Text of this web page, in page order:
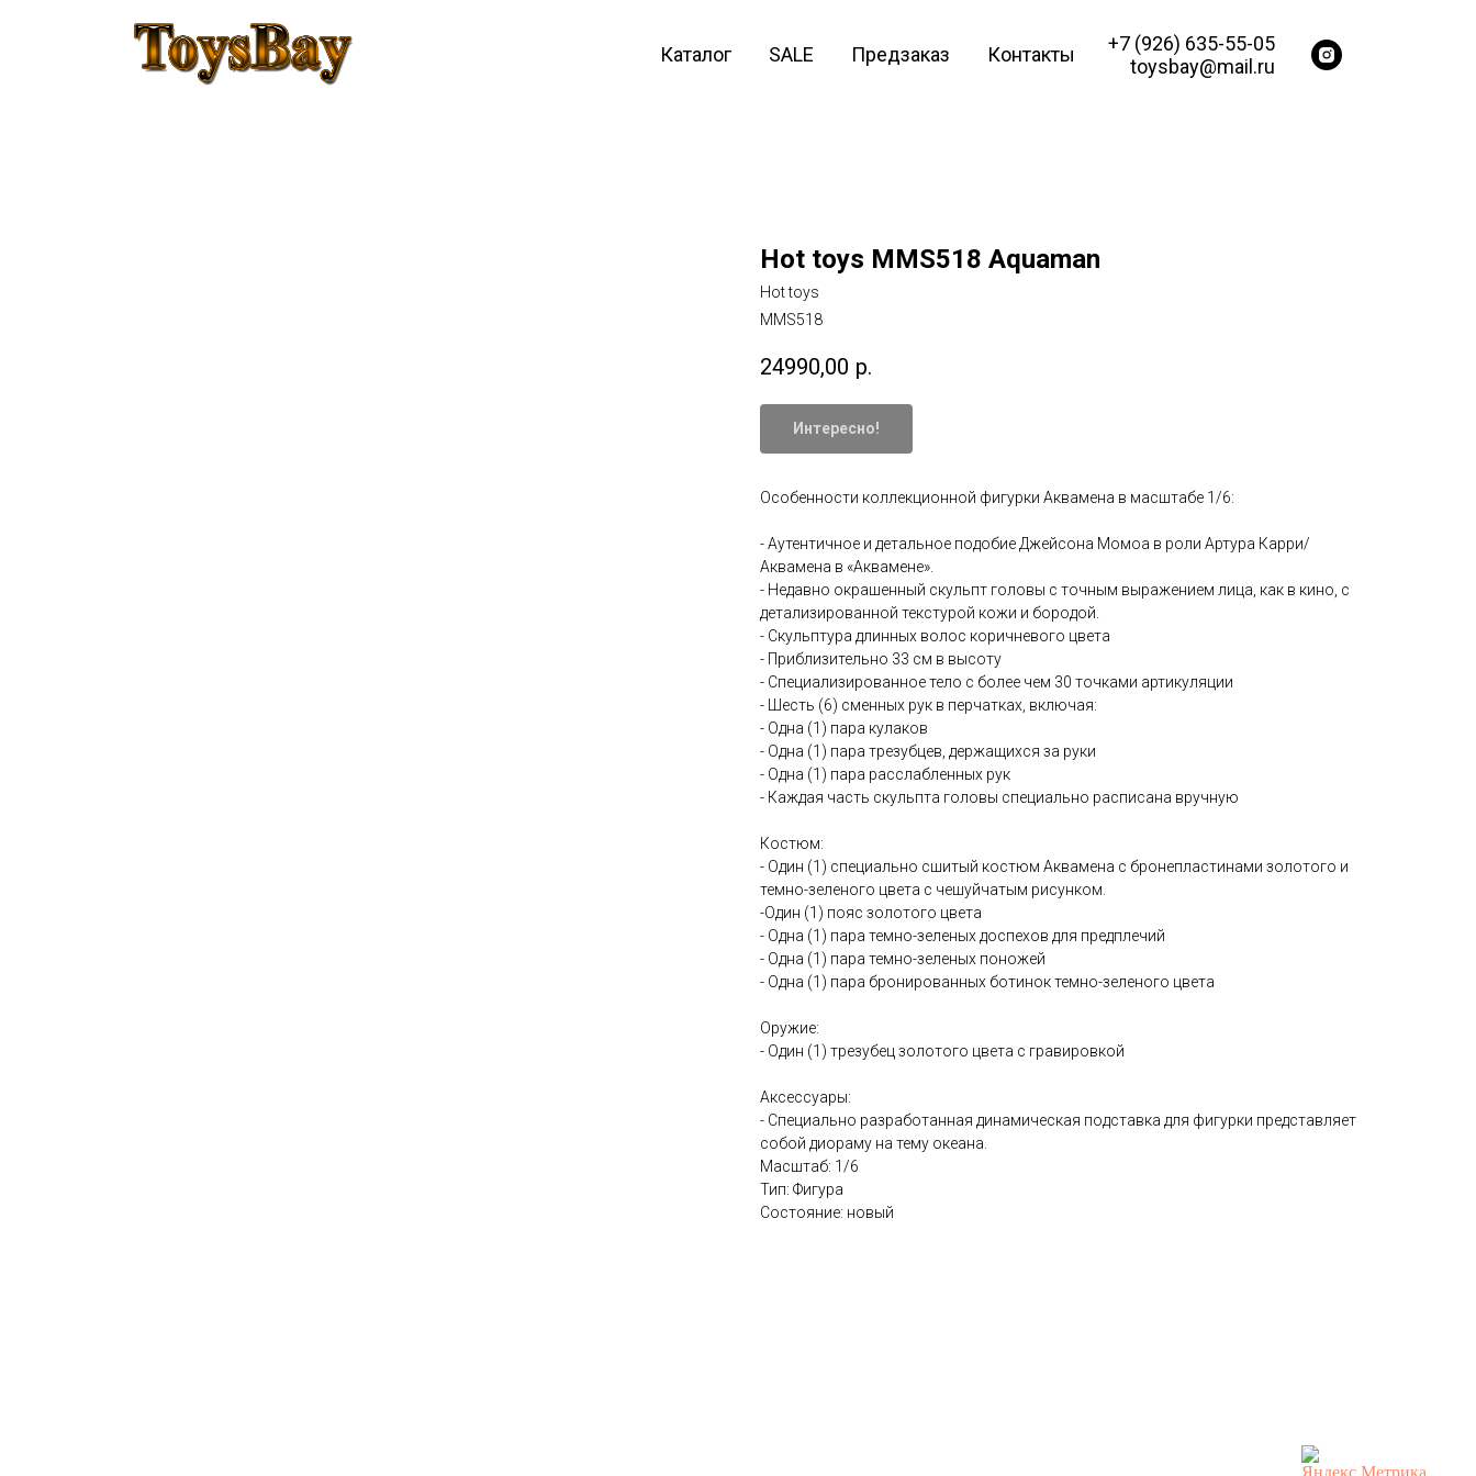
Каталог SALE Предзаказ Контакты
+7 (926) 635-55-05
toysbay@mail.ru
Hot toys MMS518 Aquaman
Hot toys
MMS518
24990,00 р.
Интересно!
Особенности коллекционной фигурки Аквамена в масштабе 1/6:
- Аутентичное и детальное подобие Джейсона Момоа в роли Артура Карри/
Аквамена в «Аквамене».
- Недавно окрашенный скульпт головы с точным выражением лица, как в кино, с
детализированной текстурой кожи и бородой.
- Скульптура длинных волос коричневого цвета
- Приблизительно 33 см в высоту
- Специализированное тело с более чем 30 точками артикуляции
- Шесть (6) сменных рук в перчатках, включая:
- Одна (1) пара кулаков
- Одна (1) пара трезубцев, держащихся за руки
- Одна (1) пара расслабленных рук
- Каждая часть скульпта головы специально расписана вручную
Костюм:
- Один (1) специально сшитый костюм Аквамена с бронепластинами золотого и
темно-зеленого цвета с чешуйчатым рисунком.
-Один (1) пояс золотого цвета
- Одна (1) пара темно-зеленых доспехов для предплечий
- Одна (1) пара темно-зеленых поножей
- Одна (1) пара бронированных ботинок темно-зеленого цвета
Оружие:
- Один (1) трезубец золотого цвета с гравировкой
Аксессуары:
- Специально разработанная динамическая подставка для фигурки представляет
собой диораму на тему океана.
Масштаб: 1/6
Тип: Фигура
Состояние: новый